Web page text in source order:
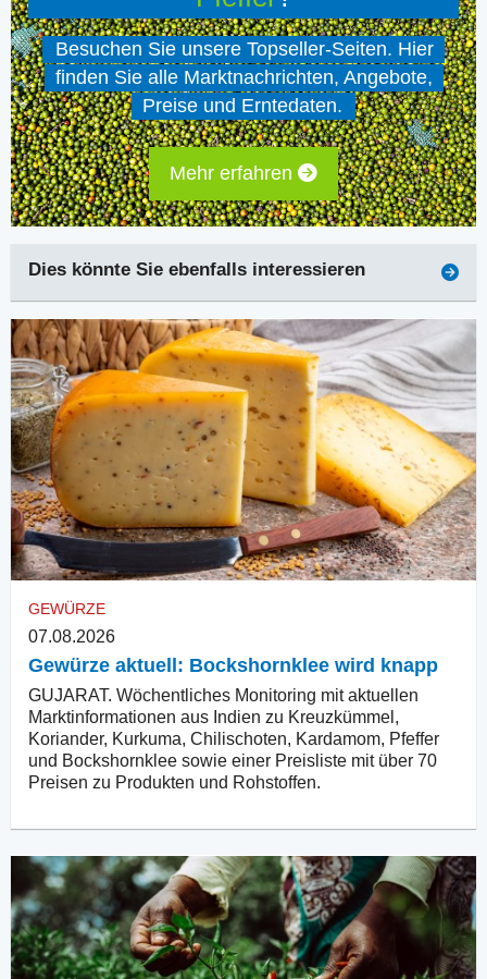
Besuchen Sie unsere Topseller-Seiten. Hier
finden Sie alle Marktnachrichten, Angebote,
Preise und Erntedaten.
Mehr erfahren
Dies könnte Sie ebenfalls interessieren
GEWÜRZE
07.08.2026
Gewürze aktuell: Bockshornklee wird knapp
GUJARAT. Wöchentliches Monitoring mit aktuellen
Marktinformationen aus Indien zu Kreuzkümmel,
Koriander, Kurkuma, Chilischoten, Kardamom, Pfeffer
und Bockshornklee sowie einer Preisliste mit über 70
Preisen zu Produkten und Rohstoffen.